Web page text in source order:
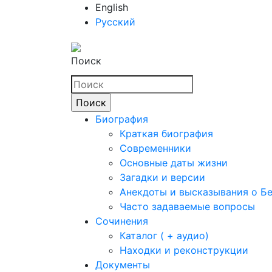
English
Русский
Поиск
Биография
Краткая биография
Современники
Основные даты жизни
Загадки и версии
Анекдоты и высказывания о
Часто задаваемые вопросы
Сочинения
Каталог ( + аудио)
Находки и реконструкции
Документы